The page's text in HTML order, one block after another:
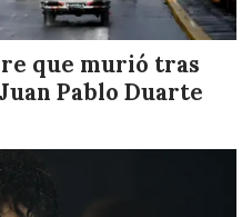
que murió tras
Pablo Duarte